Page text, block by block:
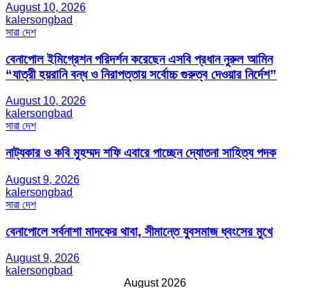
August 10, 2026
kalersongbad
সারা দেশ
বেনাপোল ইমিগ্রেশন পরিদর্শন করেছেন এসবি প্রধান নুরুল আমিন
“যাত্রী হয়রানি বন্ধ ও নিরাপত্তায় সর্বোচ্চ গুরুত্ব দেওয়ার নির্দেশ”
August 10, 2026
kalersongbad
সারা দেশ
নাট্যকার ও কবি মুহম্মদ শফি এবারে পাচ্ছেন দ্যোতনা সাহিত্য পদক
August 9, 2026
kalersongbad
সারা দেশ
বেনাপোলে সর্বনাশা মাদকের থাবা, সীমান্তে যুবসমাজ ধ্বংসের মুখে
August 9, 2026
kalersongbad
August 2026